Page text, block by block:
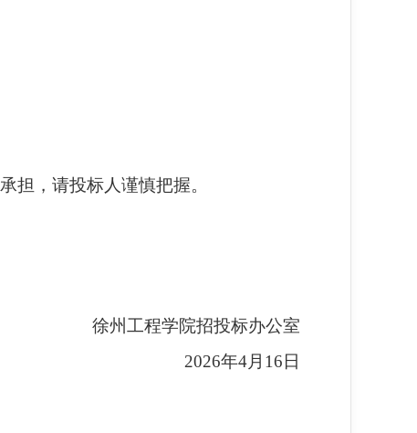
担，请投标人谨慎把握。
徐州工程学院招投标办公室
2026年4月16日